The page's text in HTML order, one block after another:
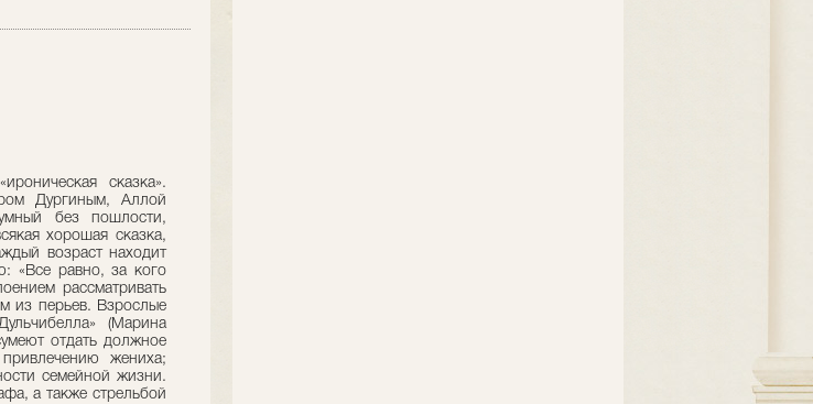
сказка».
Дургиным, Аллой
без пошлости,
хорошая сказка,
возраст находит
«Все равно, за кого
рассматривать
из перьев. Взрослые
(Марина
отдать должное
жениха;
семейной жизни.
а также стрельбой